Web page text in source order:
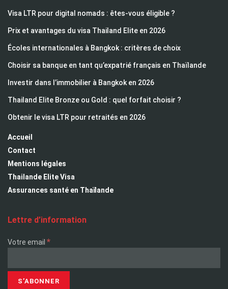
Visa LTR pour digital nomads : êtes-vous éligible ?
Prix et avantages du visa Thailand Elite en 2026
Écoles internationales à Bangkok : critères de choix
Choisir sa banque en tant qu’expatrié français en Thaïlande
Investir dans l’immobilier à Bangkok en 2026
Thailand Elite Bronze ou Gold : quel forfait choisir ?
Obtenir le visa LTR pour retraités en 2026
Accueil
Contact
Mentions légales
Thailande Elite Visa
Assurances santé en Thaïlande
Lettre d’information
Votre email *